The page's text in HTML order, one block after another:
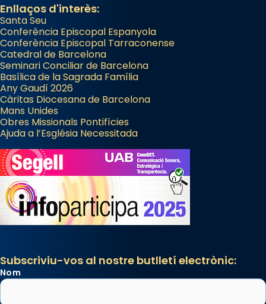
Enllaços d'interès:
Santa Seu
Conferència Episcopal Espanyola
Conferència Episcopal Tarraconense
Catedral de Barcelona
Seminari Conciliar de Barcelona
Basílica de la Sagrada Família
Any Gaudí 2026
Càritas Diocesana de Barcelona
Mans Unides
Obres Missionals Pontifícies
Ajuda a l’Església Necessitada
Subscriviu-vos al nostre butlletí electrònic:
Nom